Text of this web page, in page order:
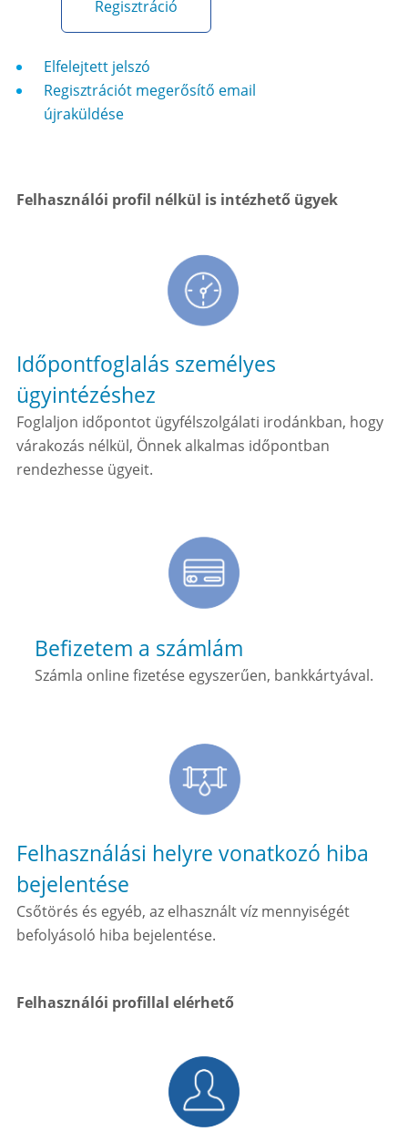
Regisztráció
Elfelejtett jelszó
Regisztrációt megerősítő email
újraküldése
Felhasználói profil nélkül is intézhető ügyek
Időpontfoglalás személyes
ügyintézéshez
Foglaljon időpontot ügyfélszolgálati irodánkban, hogy
várakozás nélkül, Önnek alkalmas időpontban
rendezhesse ügyeit.
Befizetem a számlám
Számla online fizetése egyszerűen, bankkártyával.
Felhasználási helyre vonatkozó hiba
bejelentése
Csőtörés és egyéb, az elhasznált víz mennyiségét
befolyásoló hiba bejelentése.
Felhasználói profillal elérhető